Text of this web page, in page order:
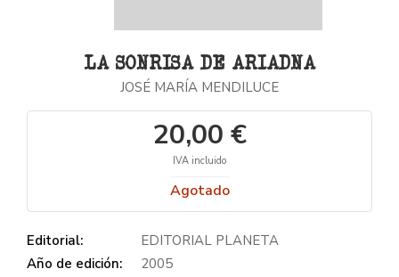
LA SONRISA DE ARIADNA
JOSÉ MARÍA MENDILUCE
20,00 €
IVA incluido
Agotado
Editorial:
EDITORIAL PLANETA
Año de edición:
2005